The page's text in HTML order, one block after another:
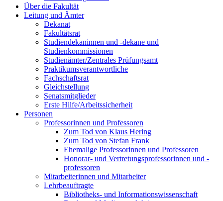
Über die Fakultät
Leitung und Ämter
Dekanat
Fakultätsrat
Studiendekaninnen und -dekane und
Studienkommissionen
Studienämter/Zentrales Prüfungsamt
Praktikumsverantwortliche
Fachschaftsrat
Gleichstellung
Senatsmitglieder
Erste Hilfe/Arbeitssicherheit
Personen
Professorinnen und Professoren
Zum Tod von Klaus Hering
Zum Tod von Stefan Frank
Ehemalige Professorinnen und Professoren
Honorar- und Vertretungsprofessorinnen und -
professoren
Mitarbeiterinnen und Mitarbeiter
Lehrbeauftragte
Bibliotheks- und Informationswissenschaft